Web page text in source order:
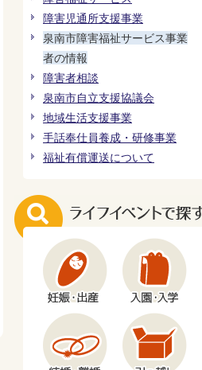
障害児通所支援事業
泉南市障害福祉サービス事業
者の情報
障害者相談
泉南市自立支援協議会
地域生活支援事業
手話奉仕員養成・研修事業
福祉有償運送について